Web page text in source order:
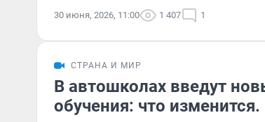
30 июня, 2026, 11:00 1 407 1
СТРАНА И МИР
В автошколах введут
обучения: что